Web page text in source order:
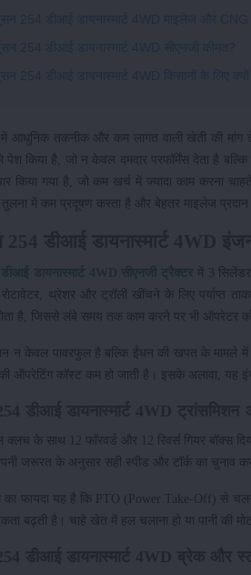
254 डीआई डायनास्मार्ट 4WD माइलेज और CNG
254 डीआई डायनास्मार्ट 4WD सीएनजी कीमत?
254 डीआई डायनास्मार्ट 4WD किसानों के लिए
में आधुनिक तकनीक और कम लागत वाली खेती की
पेश किया है, जो न केवल दमदार परफॉर्मेंस देता है
किया गया है, जो कम खर्च में ज्यादा काम करना
तुलना में कम प्रदूषण करता है और बेहतर माइलेज
डायनास्मार्ट 4WD सीएनजी ट्रैक्टर में 3
रोटावेटर, थ्रेशर और ट्रॉली खींचने के लिए
है, जिससे लंबे समय तक काम करने पर भी ऑपरेटर
न केवल पावरफुल है बल्कि ईंधन की खपत के मामले में
ऑपरेटिंग कॉस्ट कम हो जाती है। इसके अलावा, यह
के साथ 12 फॉरवर्ड और 12 रिवर्स गियर बॉक्स
जरूरत के अनुसार सही स्पीड और टॉर्क का चुनाव
फायदा यह है कि PTO (Power Take-Off) से
बढ़ती है। चाहे खेत में हल चलाना हो या पानी की